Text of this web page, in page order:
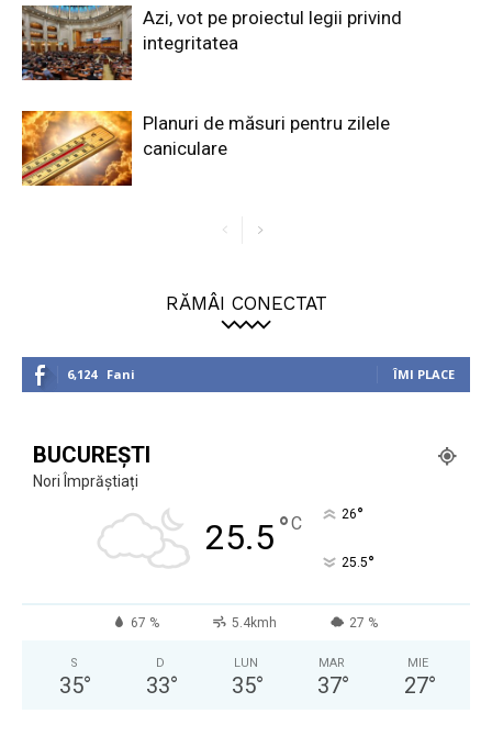
Azi, vot pe proiectul legii privind
integritatea
Planuri de măsuri pentru zilele
caniculare
RĂMÂI CONECTAT
6,124 Fani ÎMI PLACE
BUCUREȘTI
Nori Împrăștiați
25.5°C 26°
25.5°
67 % 5.4kmh 27 %
S
35°
D
33°
LUN
35°
MAR
37°
MIE
27°